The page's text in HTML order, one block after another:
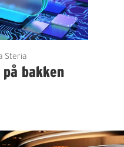
Steria
bakken